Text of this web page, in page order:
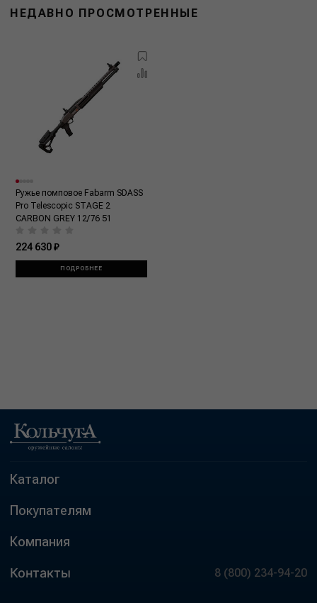
НЕДАВНО ПРОСМОТРЕННЫЕ
Ружье помповое Fabarm SDASS
Pro Telescopic STAGE 2
CARBON GREY 12/76 51
224 630 ₽
ПОДРОБНЕЕ
Каталог
Покупателям
Компания
Контакты 8 (800) 234-94-20